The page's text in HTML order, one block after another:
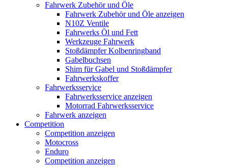
Fahrwerk Zubehör und Öle
Fahrwerk Zubehör und Öle anzeigen
N10Z Ventile
Fahrwerks Öl und Fett
Werkzeuge Fahrwerk
Stoßdämpfer Kolbenringband
Gabelbuchsen
Shim für Gabel und Stoßdämpfer
Fahrwerkskoffer
Fahrwerksservice
Fahrwerksservice anzeigen
Motorrad Fahrwerksservice
Fahrwerk anzeigen
Competition
Competition anzeigen
Motocross
Enduro
Competition anzeigen